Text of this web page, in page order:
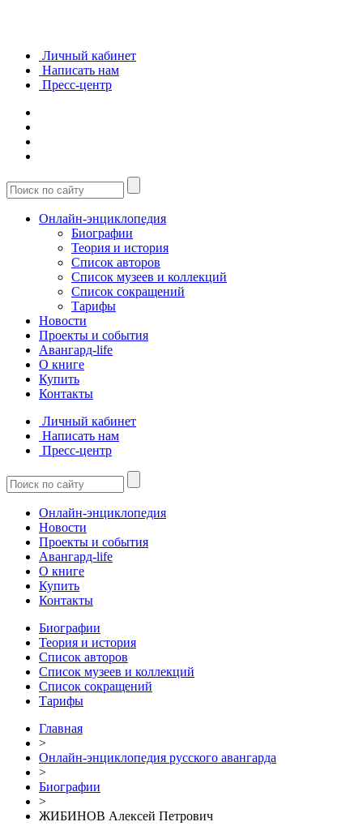
Личный кабинет
Написать нам
Пресс-центр
Онлайн-энциклопедия
Биографии
Теория и история
Список авторов
Список музеев и коллекций
Список сокращений
Тарифы
Новости
Проекты и события
Авангард-life
О книге
Купить
Контакты
Личный кабинет
Написать нам
Пресс-центр
Онлайн-энциклопедия
Новости
Проекты и события
Авангард-life
О книге
Купить
Контакты
Биографии
Теория и история
Список авторов
Список музеев и коллекций
Список сокращений
Тарифы
Главная
>
Онлайн-энциклопедия русского авангарда
>
Биографии
>
ЖИБИНОВ Алексей Петрович